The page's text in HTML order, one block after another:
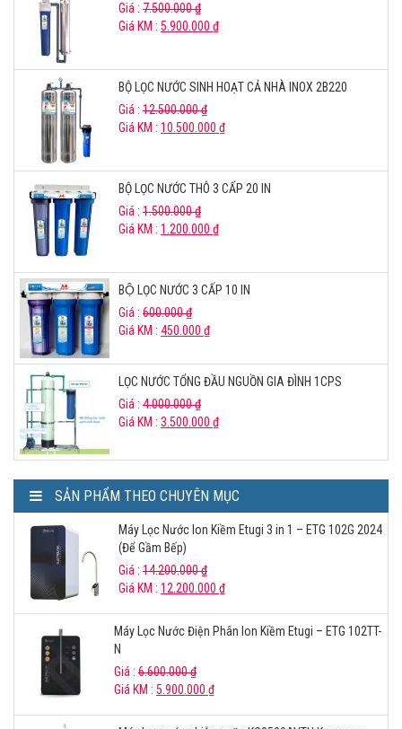
Giá : 7.500.000₫
Giá KM : 5.900.000 ₫
BỘ LỌC NƯỚC SINH HOẠT CẢ NHÀ INOX 2B220
Giá : 12.500.000₫
Giá KM : 10.500.000 ₫
BỘ LỌC NƯỚC THÔ 3 CẤP 20 IN
Giá : 1.500.000₫
Giá KM : 1.200.000 ₫
BỘ LỌC NƯỚC 3 CẤP 10 IN
Giá : 600.000₫
Giá KM : 450.000 ₫
LỌC NƯỚC TỔNG ĐẦU NGUỒN GIA ĐÌNH 1CPS
Giá : 4.000.000₫
Giá KM : 3.500.000 ₫
SẢN PHẨM THEO CHUYÊN MỤC
Máy Lọc Nước Ion Kiềm Etugi 3 in 1 – ETG 102G 2024
(Để Gầm Bếp)
Giá : 14.200.000₫
Giá KM : 12.200.000 ₫
Máy Lọc Nước Điện Phân Ion Kiềm Etugi – ETG 102TT-
N
Giá : 6.600.000₫
Giá KM : 5.900.000 ₫